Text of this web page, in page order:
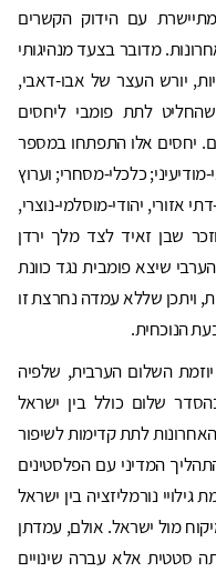
עם הידוק הקשרים
מדובר בצעד מנהיגותי
יורש העצר של אבו-דאבי,
לתת פומבי ליחסים
יחסים אלו התפתחו במספר
כלכלי-מסחרי; וערוץ
אזורי, יהודי-מוסלמי-נוצרי,
שבן זאיד לצד מלך ירדן
שיצא פומבית נגד כוונת
ויתכן שללא עמדה נחרצת זו
הנוכחית.
השלום הערבית, שלפיה
שלום כולל בין ישראל
לתת קדימות לשיפור
המדיני עם הפלסטינים
נורמליזציה בין ישראל
מול ישראל. אולם, עמדתן
סטטית אלא עברה שינויים